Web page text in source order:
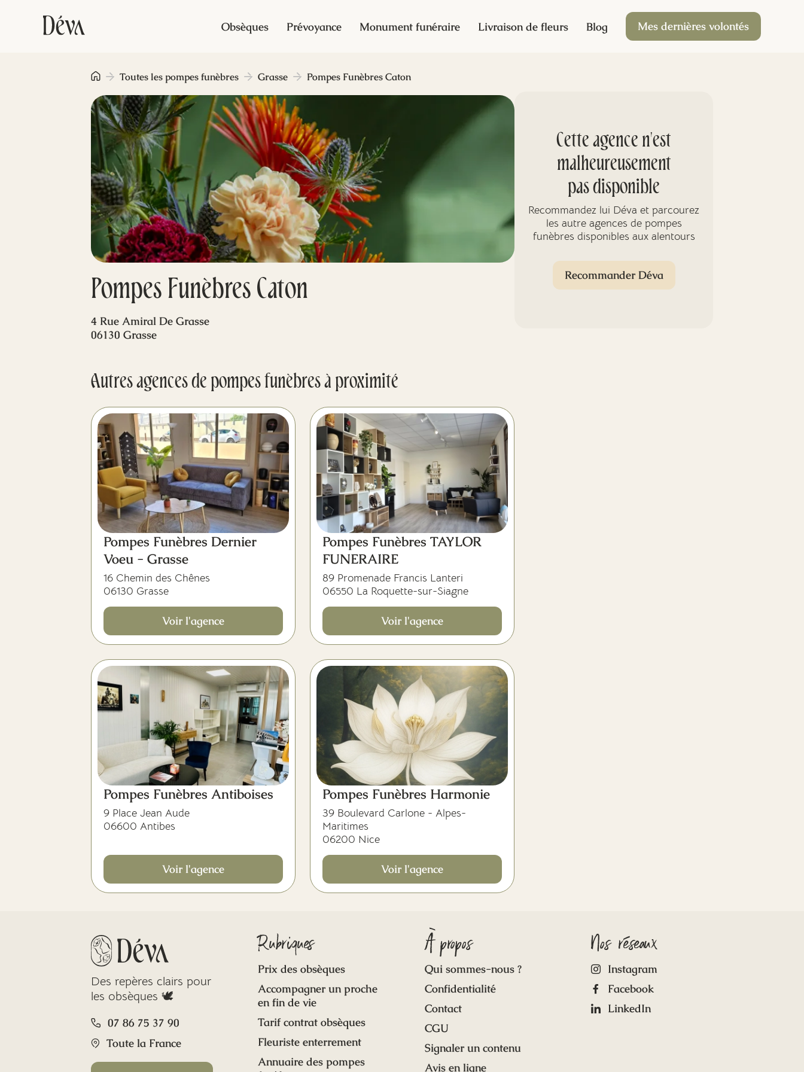
Obsèques Prévoyance Monument funéraire Livraison de fleurs Blog Mes dernières volontés
Pompes Funèbres Caton
Toutes les pompes funèbres Grasse Pompes Funèbres Caton
4 Rue Amiral De Grasse
06130 Grasse
Autres agences de pompes funèbres à proximité
Pompes Funèbres Dernier
Voeu - Grasse
16 Chemin des Chênes
06130 Grasse
Voir l'agence
Pompes Funèbres TAYLOR
FUNERAIRE
89 Promenade Francis Lanteri
06550 La Roquette-sur-Siagne
Voir l'agence
Pompes Funèbres Antiboises
9 Place Jean Aude
06600 Antibes
Voir l'agence
Pompes Funèbres Harmonie
39 Boulevard Carlone - Alpes-
Maritimes
06200 Nice
Voir l'agence
Cette agence n'est
malheureusement
pas disponible
Recommandez lui Déva et parcourez
les autre agences de pompes
funèbres disponibles aux alentours
Recommander Déva
Des repères clairs pour
les obsèques 🕊️
07 86 75 37 90
Toute la France
Rubriques
Prix des obsèques
Accompagner un proche
en fin de vie
Tarif contrat obsèques
Fleuriste enterrement
Annuaire des pompes
À propos
Qui sommes-nous ?
Confidentialité
Contact
CGU
Signaler un contenu
Avis en ligne
Nos réseaux
Instagram
Facebook
LinkedIn